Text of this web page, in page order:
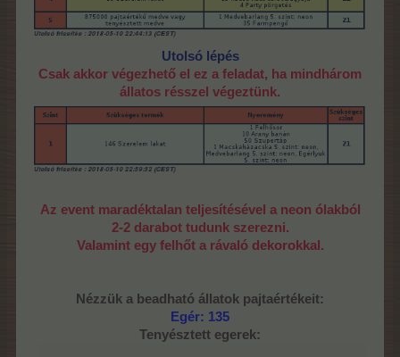
Utolsó lépés
Csak akkor végezhető el ez a feladat, ha mindhárom
állatos résszel végeztünk.
Az event maradéktalan teljesítésével a neon ólakból
2-2 darabot tudunk szerezni.
Valamint egy felhőt a rávaló dekorokkal.
Nézzük a beadható állatok pajtaértékeit:
Egér: 135
Tenyésztett egerek: